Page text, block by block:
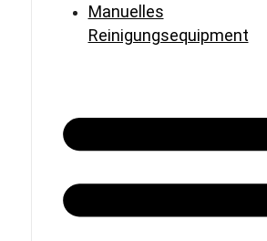
Manuelles
Reinigungsequipment